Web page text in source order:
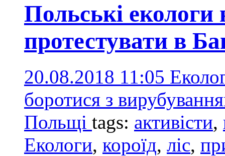
Польські
протестувати в
20.08.2018 11:05
боротися з
Польщі tags: активісти,
Екологи, короїд, ліс,